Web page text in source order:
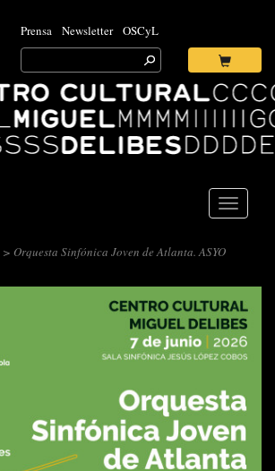
Prensa Newsletter OSCyL
Search
for:
Ok
Toggle
> Orquesta Sinfónica Joven de Atlanta. ASYO